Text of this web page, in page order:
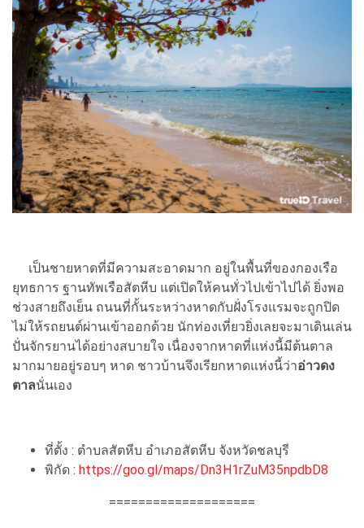
เป็นชายหาดที่มีความสะอาดมาก อยู่ในพื้นที่ของกองเรือ
ยุทธการ ฐานทัพเรือสัตหีบ แต่เปิดให้คนทั่วไปเข้าไปได้ ยิ่งพอ
ช่วงสายถึงเย็น ถนนที่กั้นระหว่างหาดกับฝั่งโรงแรมจะถูกปิด
ไม่ให้รถยนต์ผ่านเข้าออกด้วย นักท่องเที่ยวยิ่งเลยจะมาเดินเล่น
ปั่นจักรยานได้อย่างสบายใจ เนื่องจากหาดที่แห่งนี้มีต้นตาล
มากมายอยู่รอบๆ หาด ชาวบ้านจึงเรียกหาดแห่งนี้ว่าอ่าวดง
ตาลนั่นเอง
ที่ตั้ง : ตำบลสัตหีบ อำเภอสัตหีบ จังหวัดชลบุรี
พิกัด : https://goo.gl/maps/Dn3H1rZuM35npdbD8
====================